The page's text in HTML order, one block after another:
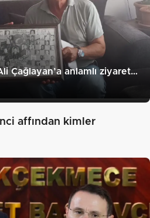
Çağlayan’a anlamlı ziyaret…
affından kimler